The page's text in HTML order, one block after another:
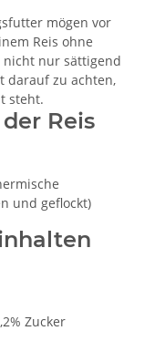
mögen vor
Reis ohne
nicht nur sättigend
darauf zu achten,
steht.
Reis
und geflockt)
Zucker